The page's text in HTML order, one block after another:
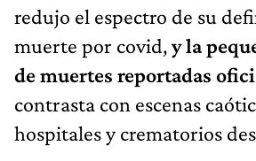
redujo el espectro de su
muerte por covid,y la
de muertes reportadas
contrasta con escenas
hospitales y crematorios